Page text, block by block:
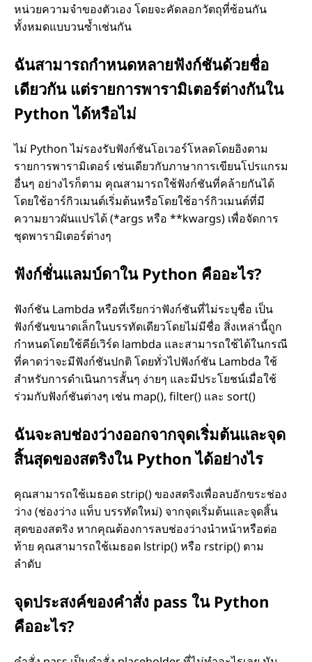
หน่วยความจำของตัวเอง โดยจะคัดลอกวัตถุที่ซ้อนกัน
ทั้งหมดแบบวนซ้ำเช่นกัน
ฉันสามารถกำหนดหลายฟังก์ชันด้วยชื่อ
เดียวกัน แต่รายการพารามิเตอร์ต่างกันใน
Python ได้หรือไม่
ไม่ Python ไม่รองรับฟังก์ชันโอเวอร์โหลดโดยอิงตาม
รายการพารามิเตอร์ เช่นเดียวกับภาษาการเขียนโปรแกรม
อื่นๆ อย่างไรก็ตาม คุณสามารถใช้ฟังก์ชันที่คล้ายกันได้
โดยใช้อาร์กิวเมนต์เริ่มต้นหรือโดยใช้อาร์กิวเมนต์ที่มี
ความยาวผันแปรได้ (*args หรือ **kwargs) เพื่อจัดการ
ชุดพารามิเตอร์ต่างๆ
ฟังก์ชั่นแลมบ์ดาใน Python คืออะไร?
ฟังก์ชัน Lambda หรือที่เรียกว่าฟังก์ชันที่ไม่ระบุชื่อ เป็น
ฟังก์ชันขนาดเล็กในบรรทัดเดียวโดยไม่มีชื่อ สิ่งเหล่านี้ถูก
กำหนดโดยใช้คีย์เวิร์ด lambda และสามารถใช้ได้ในกรณี
ที่คาดว่าจะมีฟังก์ชันปกติ โดยทั่วไปฟังก์ชัน Lambda ใช้
สำหรับการดำเนินการสั้นๆ ง่ายๆ และมีประโยชน์เมื่อใช้
ร่วมกับฟังก์ชันต่างๆ เช่น map(), filter() และ sort()
ฉันจะลบช่องว่างออกจากจุดเริ่มต้นและจุด
สิ้นสุดของสตริงใน Python ได้อย่างไร
คุณสามารถใช้เมธอด strip() ของสตริงเพื่อลบอักขระช่อง
ว่าง (ช่องว่าง แท็บ บรรทัดใหม่) จากจุดเริ่มต้นและจุดสิ้น
สุดของสตริง หากคุณต้องการลบช่องว่างนำหน้าหรือต่อ
ท้าย คุณสามารถใช้เมธอด lstrip() หรือ rstrip() ตาม
ลำดับ
จุดประสงค์ของคำสั่ง pass ใน Python
คืออะไร?